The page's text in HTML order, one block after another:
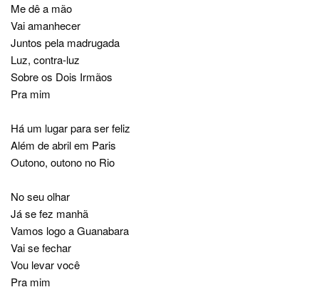
Me dê a mão
Vai amanhecer
Juntos pela madrugada
Luz, contra-luz
Sobre os Dois Irmãos
Pra mim
Há um lugar para ser feliz
Além de abril em Paris
Outono, outono no Rio
No seu olhar
Já se fez manhã
Vamos logo a Guanabara
Vai se fechar
Vou levar você
Pra mim